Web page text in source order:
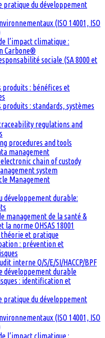
pratique du développement
(ISO 14001, ISO
l’impact climatique :
Carbone®
sociale (SA 8000 et
produits : bénéfices et
produits : standards, systèmes
regulations and
procedures and tools
management
chain of custody
system
Management
développement durable:
management de la santé &
norme OHSAS 18001
théorie et pratique
: prévention et
interne Q/S/E/SI/HACCP/BPF
développement durable
: identification et
pratique du développement
(ISO 14001, ISO
l’impact climatique :